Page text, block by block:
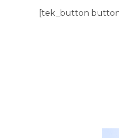
[tek_button